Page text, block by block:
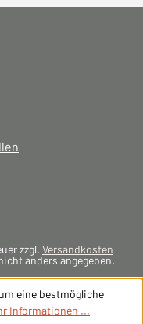
zzgl. Versandkosten
anders angegeben.
eine bestmögliche
Informationen ...